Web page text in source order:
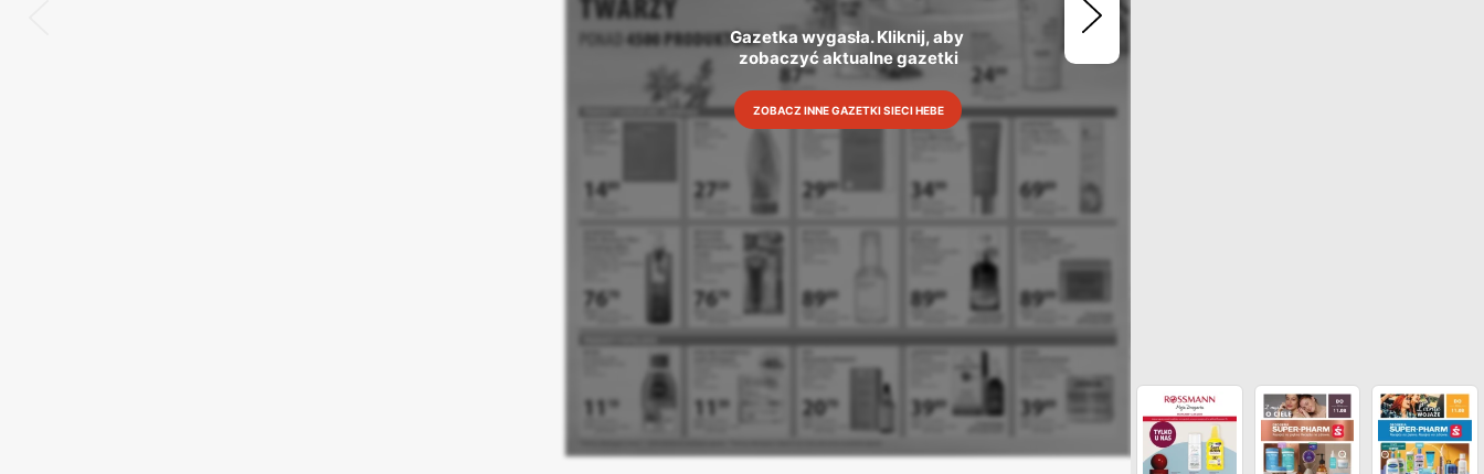
Gazetka wygasła. Kliknij, aby
zobaczyć aktualne gazetki
ZOBACZ INNE GAZETKI SIECI HEBE